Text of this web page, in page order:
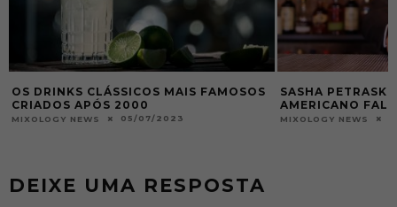
SASHA PETRASKE, BARTENDER
AMERICANO FALECEU
MIXOLOGY NEWS 22/08/2015
SASHA
LENDA DE
MIXOLOGY NEWS
DEIXE UMA RESPOSTA